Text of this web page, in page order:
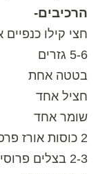
הרכיבים-
חצי קילו כנפיים
5-6 גזרים
בטטה אחת
חציל אחד
שומר אחד
2 כוסות אורז פרסי
2-3 בצלים פרוסים